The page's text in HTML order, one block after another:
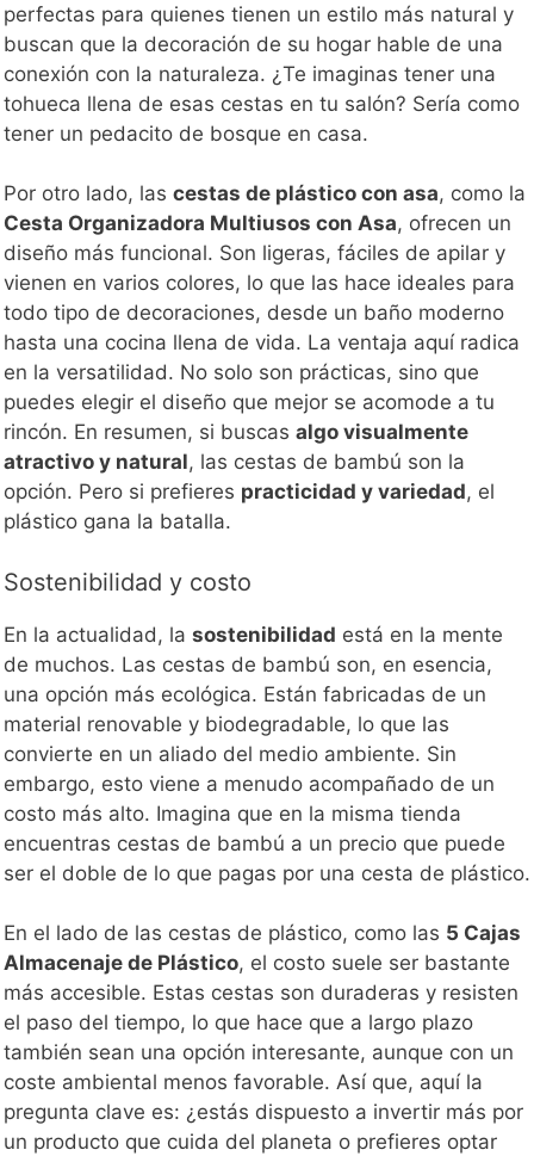
perfectas para quienes tienen un estilo más natural y
buscan que la decoración de su hogar hable de una
conexión con la naturaleza. ¿Te imaginas tener una
tohueca llena de esas cestas en tu salón? Sería como
tener un pedacito de bosque en casa.
Por otro lado, las cestas de plástico con asa, como la
Cesta Organizadora Multiusos con Asa, ofrecen un
diseño más funcional. Son ligeras, fáciles de apilar y
vienen en varios colores, lo que las hace ideales para
todo tipo de decoraciones, desde un baño moderno
hasta una cocina llena de vida. La ventaja aquí radica
en la versatilidad. No solo son prácticas, sino que
puedes elegir el diseño que mejor se acomode a tu
rincón. En resumen, si buscas algo visualmente
atractivo y natural, las cestas de bambú son la
opción. Pero si prefieres practicidad y variedad, el
plástico gana la batalla.
Sostenibilidad y costo
En la actualidad, la sostenibilidad está en la mente
de muchos. Las cestas de bambú son, en esencia,
una opción más ecológica. Están fabricadas de un
material renovable y biodegradable, lo que las
convierte en un aliado del medio ambiente. Sin
embargo, esto viene a menudo acompañado de un
costo más alto. Imagina que en la misma tienda
encuentras cestas de bambú a un precio que puede
ser el doble de lo que pagas por una cesta de plástico.
En el lado de las cestas de plástico, como las 5 Cajas
Almacenaje de Plástico, el costo suele ser bastante
más accesible. Estas cestas son duraderas y resisten
el paso del tiempo, lo que hace que a largo plazo
también sean una opción interesante, aunque con un
coste ambiental menos favorable. Así que, aquí la
pregunta clave es: ¿estás dispuesto a invertir más por
un producto que cuida del planeta o prefieres optar